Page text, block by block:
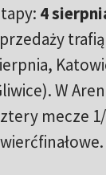
4
W
mecze